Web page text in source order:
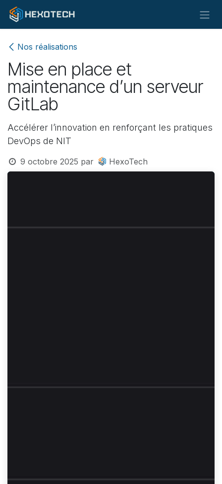
Se rendre au contenu
Nos réalisations
Mise en place et
maintenance d’un serveur
GitLab
Accélérer l’innovation en renforçant les pratiques
DevOps de NIT
9 octobre 2025 par HexoTech